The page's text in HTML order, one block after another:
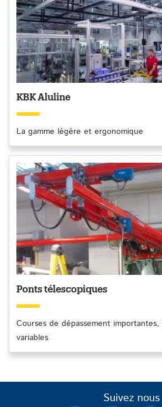
KBK Aluline
La gamme légère et ergonomique
Ponts télescopiques
Courses de dépassement
variables
Suivez nous